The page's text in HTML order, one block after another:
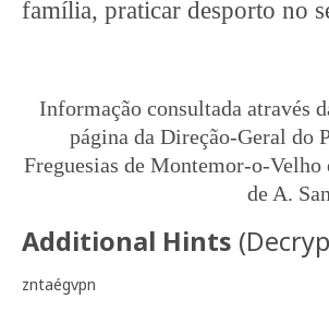
família, praticar desporto no
Informação consultada através
página da Direção-Geral do
Freguesias de Montemor-o-Velho
de A.
Additional Hints (
zntaégvpn